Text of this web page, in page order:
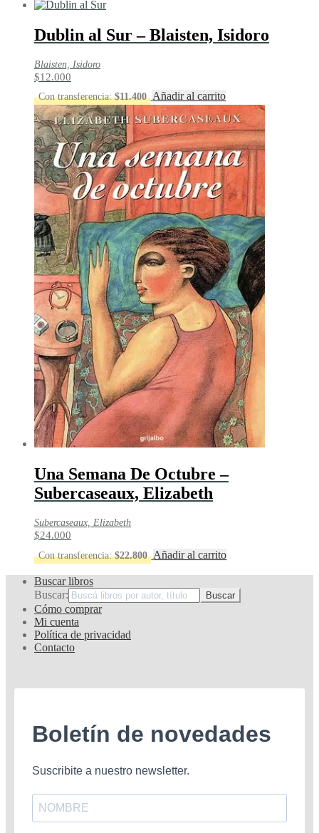
Dublin al Sur – Blaisten, Isidoro
Blaisten, Isidoro
$12.000
Con transferencia:$11.400 Añadir al carrito
Una Semana De Octubre –
Subercaseaux, Elizabeth
Subercaseaux, Elizabeth
$24.000
Con transferencia:$22.800 Añadir al carrito
Buscar libros
Buscar:
Cómo comprar
Mi cuenta
Política de privacidad
Contacto
Boletín de novedades
Suscribite a nuestro newsletter.